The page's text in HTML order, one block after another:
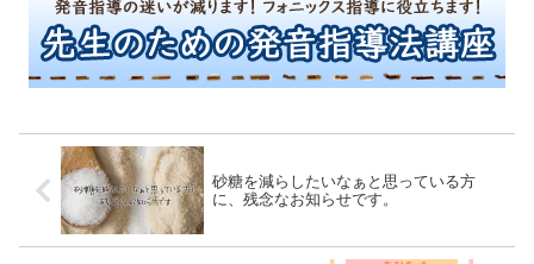
砂糖を減らしたいなぁと思っている方
に、残念なお知らせです。